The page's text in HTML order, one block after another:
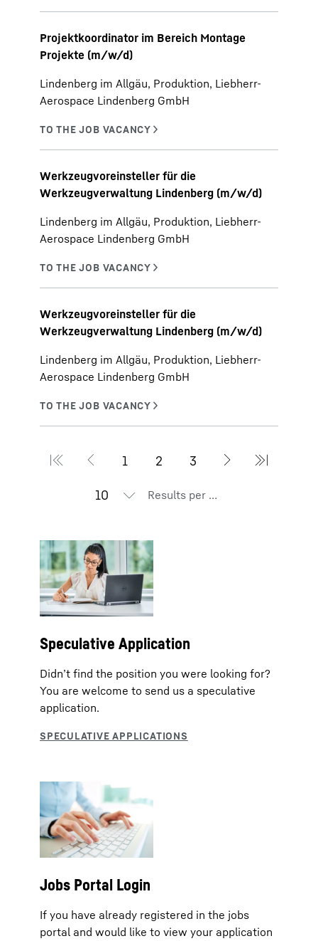
Projektkoordinator im Bereich Montage
Projekte (m/w/d)
Lindenberg im Allgäu, Produktion, Liebherr-
Aerospace Lindenberg GmbH
Werkzeugvoreinsteller für die
Werkzeugverwaltung Lindenberg (m/w/d)
Lindenberg im Allgäu, Produktion, Liebherr-
Aerospace Lindenberg GmbH
Werkzeugvoreinsteller für die
Werkzeugverwaltung Lindenberg (m/w/d)
Lindenberg im Allgäu, Produktion, Liebherr-
Aerospace Lindenberg GmbH
Results per page
Speculative Application
Didn’t find the position you were looking for?
You are welcome to send us a speculative
application.
Jobs Portal Login
If you have already registered in the jobs
portal and would like to view your application